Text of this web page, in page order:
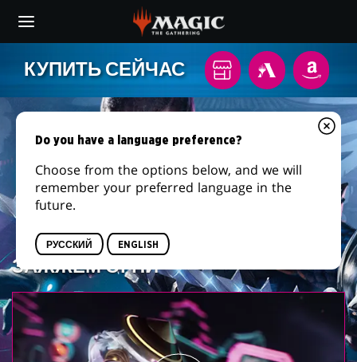
main
content
ЗАЖЖЕМ ОГНИ
КУПИТЬ СЕЙЧАС
Местном
игровом
магазине
MTG
ARENA
Do you have a language preference?
Choose from the options below, and we will
remember your preferred language in the
future.
РУССКИЙ ENGLISH